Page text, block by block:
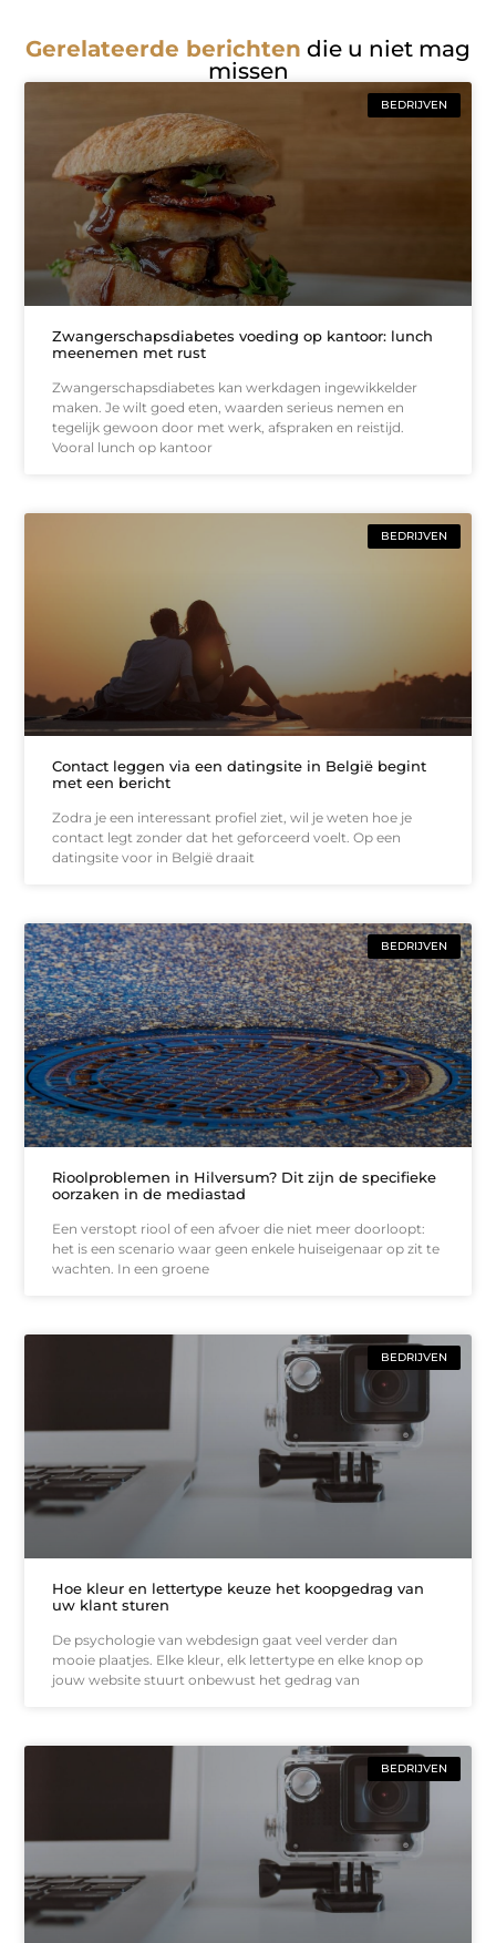
Gerelateerde berichten die u niet mag
missen
BEDRIJVEN
Zwangerschapsdiabetes voeding op kantoor: lunch
meenemen met rust
Zwangerschapsdiabetes kan werkdagen ingewikkelder
maken. Je wilt goed eten, waarden serieus nemen en
tegelijk gewoon door met werk, afspraken en reistijd.
Vooral lunch op kantoor
BEDRIJVEN
Contact leggen via een datingsite in België begint
met een bericht
Zodra je een interessant profiel ziet, wil je weten hoe je
contact legt zonder dat het geforceerd voelt. Op een
datingsite voor in België draait
BEDRIJVEN
Rioolproblemen in Hilversum? Dit zijn de specifieke
oorzaken in de mediastad
Een verstopt riool of een afvoer die niet meer doorloopt:
het is een scenario waar geen enkele huiseigenaar op zit te
wachten. In een groene
BEDRIJVEN
Hoe kleur en lettertype keuze het koopgedrag van
uw klant sturen
De psychologie van webdesign gaat veel verder dan
mooie plaatjes. Elke kleur, elk lettertype en elke knop op
jouw website stuurt onbewust het gedrag van
BEDRIJVEN